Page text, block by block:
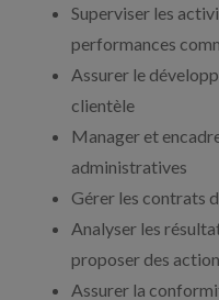
Superviser les
performances
Assurer le
clientèle
Manager et
administratives
Gérer les contrats
Analyser les
proposer des
Assurer la